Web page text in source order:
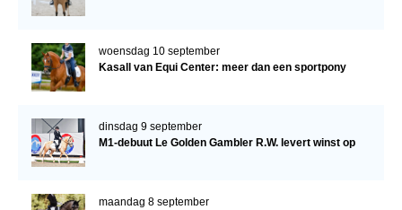
woensdag 10 september
Kasall van Equi Center: meer dan een sportpony
dinsdag 9 september
M1-debuut Le Golden Gambler R.W. levert winst op
maandag 8 september